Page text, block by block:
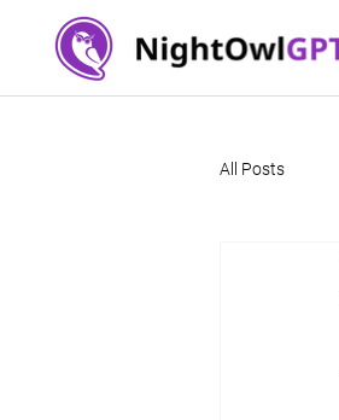
All Posts